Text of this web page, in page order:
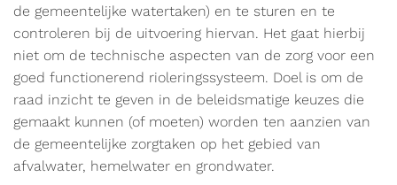
de gemeentelijke watertaken) en te sturen en te
controleren bij de uitvoering hiervan. Het gaat hierbij
niet om de technische aspecten van de zorg voor een
goed functionerend rioleringssysteem. Doel is om de
raad inzicht te geven in de beleidsmatige keuzes die
gemaakt kunnen (of moeten) worden ten aanzien van
de gemeentelijke zorgtaken op het gebied van
afvalwater, hemelwater en grondwater.